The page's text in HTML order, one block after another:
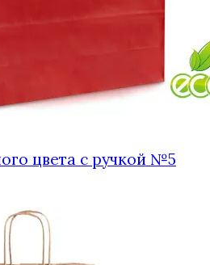
цвета с ручкой №5